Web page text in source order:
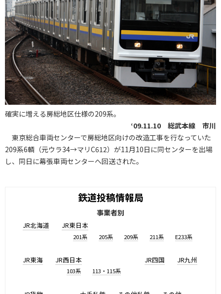
確実に増える房総地区仕様の209系。
‘09.11.10 総武本線 市川
東京総合車両センターで房総地区向けの改造工事を行なっていた
209系6輌（元ウラ34→マリC612）が11月10日に同センターを出場
し、同日に幕張車両センターへ回送された。
鉄道投稿情報局
事業者別
JR北海道 JR東日本
201系 205系 209系 211系 E233系
JR東海 JR西日本
103系 113・115系
JR四国 JR九州